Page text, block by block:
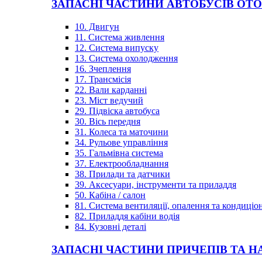
ЗАПАСНІ ЧАСТИНИ АВТОБУСІВ
10. Двигун
11. Система живлення
12. Система випуску
13. Система охолодження
16. Зчеплення
17. Трансмісія
22. Вали карданні
23. Міст ведучий
29. Підвіска автобуса
30. Вісь передня
31. Колеса та маточини
34. Рульове управління
35. Гальмівна система
37. Електрообладнання
38. Прилади та датчики
39. Аксесуари, інструменти та приладдя
50. Кабіна / салон
81. Система вентиляції, опалення та
82. Приладдя кабіни водія
84. Кузовні деталі
ЗАПАСНІ ЧАСТИНИ ПРИЧЕПІВ ТА